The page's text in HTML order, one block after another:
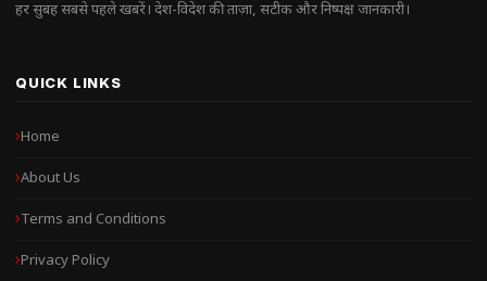
हर सुबह सबसे पहले खबरें। देश-विदेश की ताज़ा, सटीक और निष्पक्ष जानकारी।
QUICK LINKS
Home
About Us
Terms and Conditions
Privacy Policy